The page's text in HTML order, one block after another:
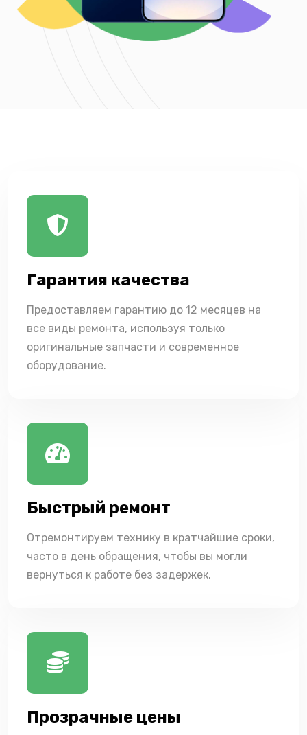
Гарантия качества
Предоставляем гарантию до 12 месяцев на
все виды ремонта, используя только
оригинальные запчасти и современное
оборудование.
Быстрый ремонт
Отремонтируем технику в кратчайшие сроки,
часто в день обращения, чтобы вы могли
вернуться к работе без задержек.
Прозрачные цены